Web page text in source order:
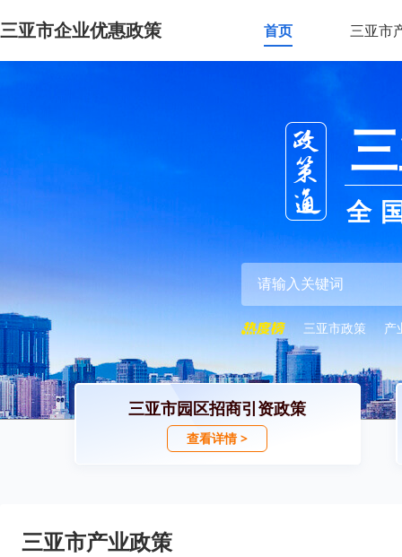
三亚市企业优惠政策 首页 三亚市
全
三亚市政策 产
三亚市园区招商引资政策
查看详情 >
三亚市产业政策